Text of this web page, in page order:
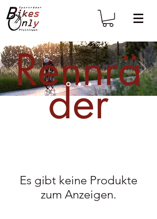
Rennrä
der
Es gibt keine Produkte
zum Anzeigen.